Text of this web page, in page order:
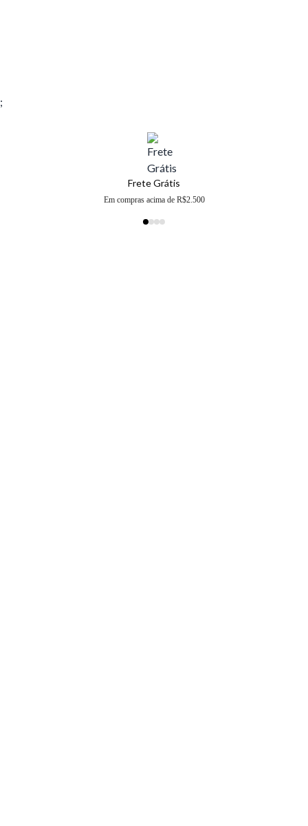
;
Frete Grátis
Em compras acima de R$2.500